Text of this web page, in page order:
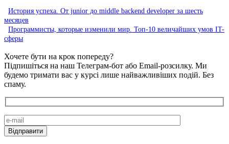
История успеха. От junior до middle backend developer за шесть
месяцев
Программисты, которые изменили мир. Топ-10 величайших умов IT-
сферы
Хочете бути на крок попереду?
Підпишіться на наш Телеграм-бот або Email-розсилку. Ми
будемо тримати вас у курсі лише найважливіших подій. Без
спаму.